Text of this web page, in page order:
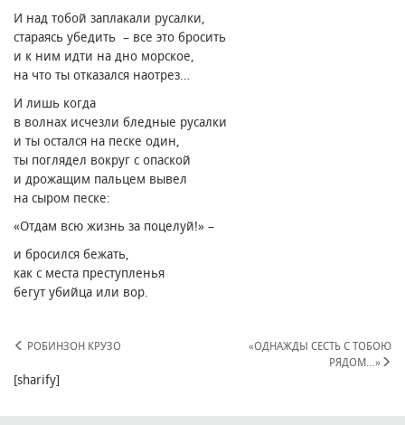
И над тобой заплакали русалки,
стараясь убедить – все это бросить
и к ним идти на дно морское,
на что ты отказался наотрез…
И лишь когда
в волнах исчезли бледные русалки
и ты остался на песке один,
ты поглядел вокруг с опаской
и дрожащим пальцем вывел
на сыром песке:
«Отдам всю жизнь за поцелуй!» –
и бросился бежать,
как с места преступленья
бегут убийца или вор.
РОБИНЗОН КРУЗО
«ОДНАЖДЫ СЕСТЬ С ТОБОЮ
РЯДОМ…»
[sharify]